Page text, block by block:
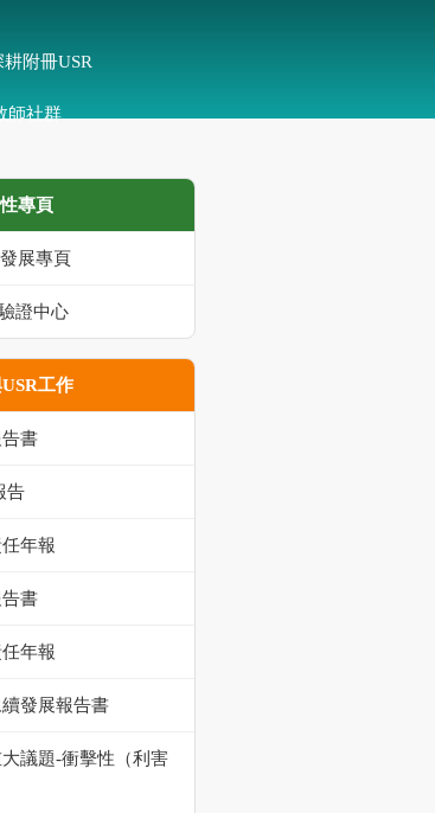
耕附冊USR
師社群
專頁
展專頁
證中心
工作
書
告
年報
書
年報
發展報告書
議題-衝擊性（利害